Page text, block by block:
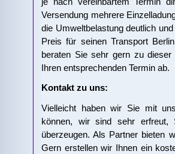
Versendung mehrere
die Umweltbelastung deutlich
Preis für seinen Transport
beraten Sie sehr gern zu
Ihren entsprechenden Termin ab.
Kontakt zu uns:
Vielleicht haben wir Sie mit
können, wir sind sehr erfreut,
überzeugen. Als Partner bieten
Gern erstellen wir Ihnen ein